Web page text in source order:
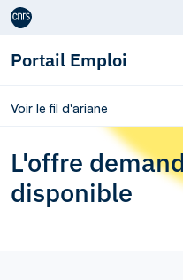
Aller au contenu
Portail Emploi
Voir le fil d'ariane
L'offre
disponible